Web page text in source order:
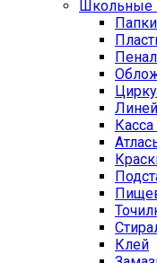
Школьные
Клей